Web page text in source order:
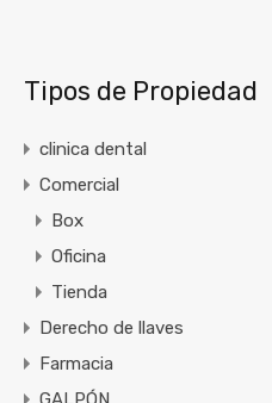
Tipos de Propiedad
clinica dental
Comercial
Box
Oficina
Tienda
Derecho de llaves
Farmacia